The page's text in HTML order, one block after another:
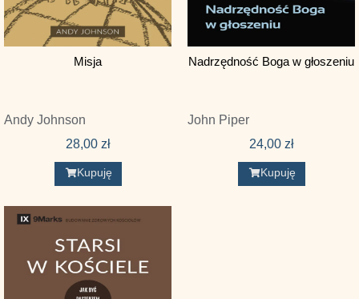
John R. Ling
John Stott
John Temple
Keith L. Brooks
Manfred Röseler
Mark Dever
Matthew S. Harmon
Mez McConnell
Misja
Andy Johnson
28,00 zł
Kupuję
Nadrzędność Boga w głoszeniu
John Piper
24,00 zł
Kupuję